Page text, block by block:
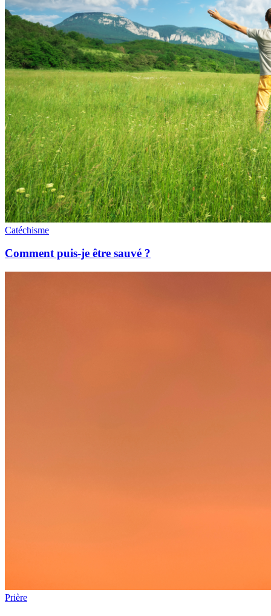
Catéchisme
Comment puis-je être sauvé ?
Prière